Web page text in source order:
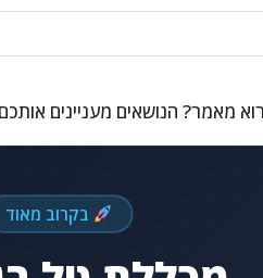
מאמר? הנושאים מעניינים
בקרוב מאוד